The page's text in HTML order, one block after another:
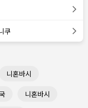
쿠
니혼바시
니혼바시